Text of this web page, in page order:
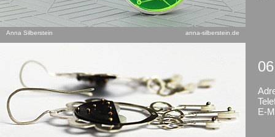
Anna Silberstein anna-silberstein.de
E-